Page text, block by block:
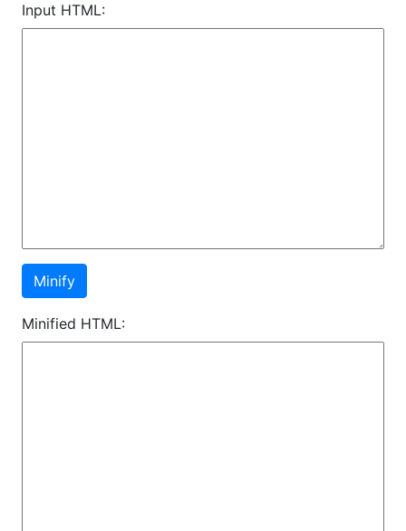
Input HTML:
Minified HTML: